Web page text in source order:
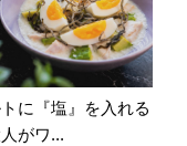
に『塩』を入れる
がワ...